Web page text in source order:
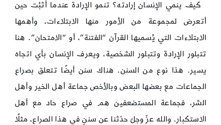
كيف ينمي الإنسان إرادته؟ تنمو الإرادة عندما أَثبُت حين
أتعرض لمجموعة من الأمور منها الابتلاءات، وأهمها
الابتلاءات التي يُسميها القرآن “الفتنة”، أو “الامتحان”. هنا
تتبلور الإرادة وتتبلور الشخصية، ويعرف الإنسان بأي اتجاه
يسير. هذا نوع من السنن. هناك سنن أيضًا تتعلق بصراع
الجماعات مع بعضها البعض وبالأخص جماعة أهل الخير وأهل
الشر، فجماعة المستضعفين هم في صراع حاد مع أهل
الاستكبار. والله عزّ وجلّ حدّثنا عن سننٍ في هذا الصراع، مثلًا